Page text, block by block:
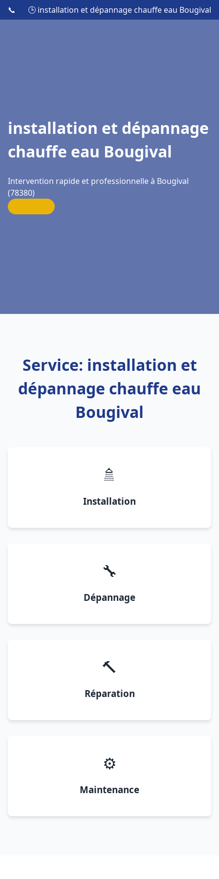
📞 🕒 installation et dépannage chauffe eau Bougival
installation et dépannage
chauffe eau Bougival
Intervention rapide et professionnelle à Bougival
(78380)
Service: installation et
dépannage chauffe eau
Bougival
🚿
Installation
🔧
Dépannage
🔨
Réparation
⚙️
Maintenance